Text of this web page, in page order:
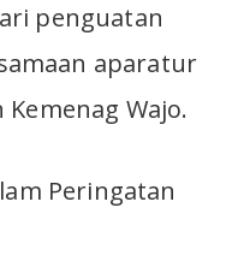
penguatan
aparatur
Wajo.
Peringatan